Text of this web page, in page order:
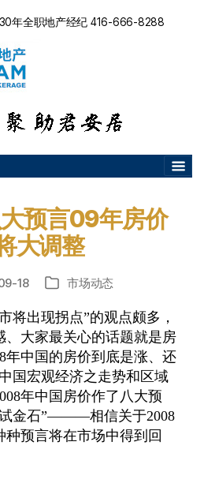
年全职地产经纪 416-666-8288
预言09年房价
大调整
18
分 市场动态
将出现拐点”的观点颇多，
、大家最关心的话题就是房
年中国的房价到底是涨、还
国宏观经济之走势和区域
年中国房价作了八大预
金石”———相信关于2008
预言将在市场中得到回